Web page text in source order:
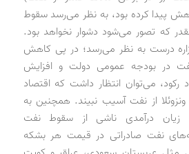
پیدا کرده بود، به نظر می‌رسد سقوط
که تصور می‌شود دشوار نخواهد بود.
درست به نظر می‌رسد؛ در پی کاهش
در بودجه عمومی دولت و افزایش
رکود، می‌توان انتظار داشت که اقتصاد
ونزوئلا از نفت آسیب نبیند. همچنین به
زیان درآمدی ناشی از سقوط نفت
نفت صادراتی در قیمت هر بشکه